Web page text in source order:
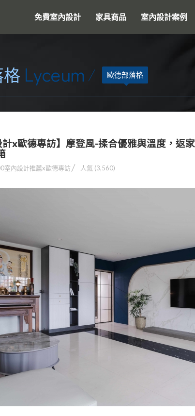
免費室內設計 家具商品 室內設計案例
Lyceum 歐德部落格
計x歐德專訪】摩登風-揉合優雅與溫度，返
室內設計推薦x歐德專訪 人氣 (3,560)